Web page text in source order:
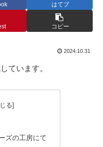
はてブ
コピー
2024.10.31
ています。
ズの工房にて